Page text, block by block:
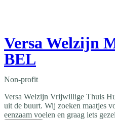
Versa Welzijn
BEL
Non-profit
Versa Welzijn Vrijwillige Thuis
uit de buurt. Wij zoeken maatjes
eenzaam voelen en graag iets